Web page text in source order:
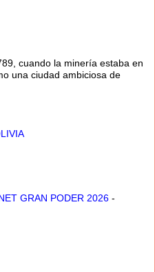
cuando la minería estaba en
una ciudad ambiciosa de
GRAN PODER 2026 -